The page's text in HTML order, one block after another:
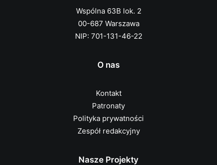
Wspólna 63B lok. 2
00-687 Warszawa
NIP: 701-131-46-22
O nas
Kontakt
Patronaty
Polityka prywatności
Zespół redakcyjny
Nasze Projekty